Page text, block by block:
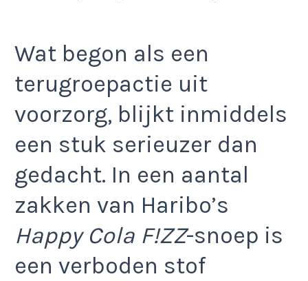
Wat begon als een
terugroepactie uit
voorzorg, blijkt inmiddels
een stuk serieuzer dan
gedacht. In een aantal
zakken van Haribo’s
Happy Cola F!ZZ-snoep is
een verboden stof